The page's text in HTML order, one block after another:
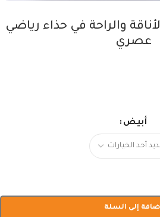
والراحة في حذاء رياضي
عصري
أبيض
إلى السلة